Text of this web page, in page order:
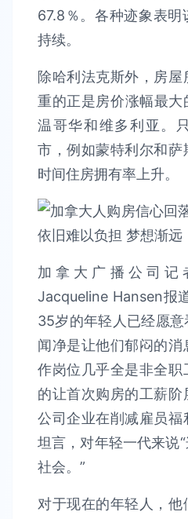
67.8％。各种迹象表
持续。
除哈利法克斯外，房
重的正是房价涨幅最
温哥华和维多利亚。
市，例如蒙特利尔和
时间住房拥有率上升。
加拿大广播公司记
Jacqueline Hansen报
35岁的年轻人已经愿
闻净是让他们郁闷的
作岗位几乎全是非全
的让首次购房的工薪
公司企业在削减雇员
坦言，对年轻一代来说
社会。”
对于现在的年轻人，他